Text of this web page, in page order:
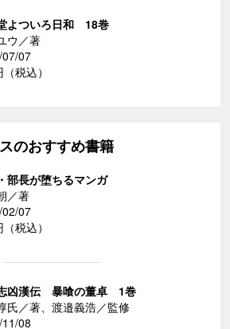
よついろ日和 18巻
ウ／著
07
税込）
のおすすめ書籍
部長が堕ちるマンガ
／著
07
税込）
凶漢伝 暴喰の董卓 1巻
氏／著、渡邉義浩／監修
08